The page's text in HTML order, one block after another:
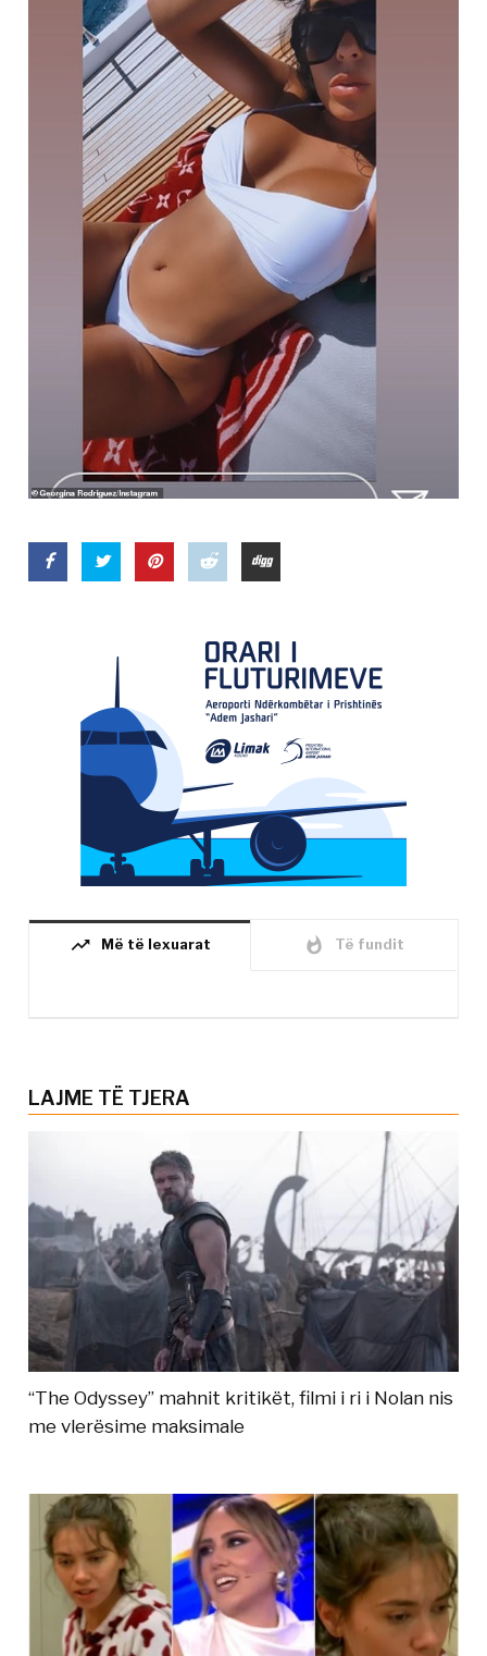
trending_up Më të lexuarat whatshot Të fundit
LAJME TË TJERA
“The Odyssey” mahnit kritikët, filmi i ri i Nolan nis
me vlerësime maksimale